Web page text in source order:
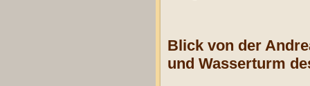
Blick von der
und Wasserturm